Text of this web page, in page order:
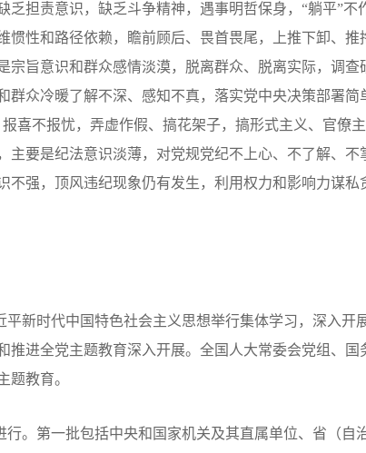
乏担责意识，缺乏斗争精神，遇事明哲保身，“躺平”不
惯性和路径依赖，瞻前顾后、畏首畏尾，上推下卸、推
宗旨意识和群众感情淡漠，脱离群众、脱离实际，调查
群众冷暖了解不深、感知不真，落实党中央决策部署简
喜不报忧，弄虚作假、搞花架子，搞形式主义、官僚
主要是纪法意识淡薄，对党规党纪不上心、不了解、不
不强，顶风违纪现象仍有发生，利用权力和影响力谋私
平新时代中国特色社会主义思想举行集体学习，深入开
推进全党主题教育深入开展。全国人大常委会党组、国
题教育。
。第一批包括中央和国家机关及其直属单位、省（自